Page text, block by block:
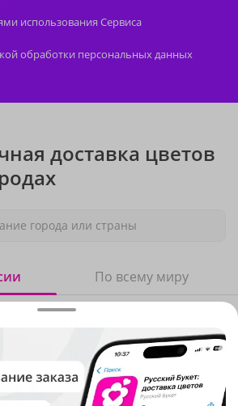
использования Сервиса
обработки персональных данных
доставка цветов
города или страны
По всему миру
Омск
Пермь
Ростов-на-Дону